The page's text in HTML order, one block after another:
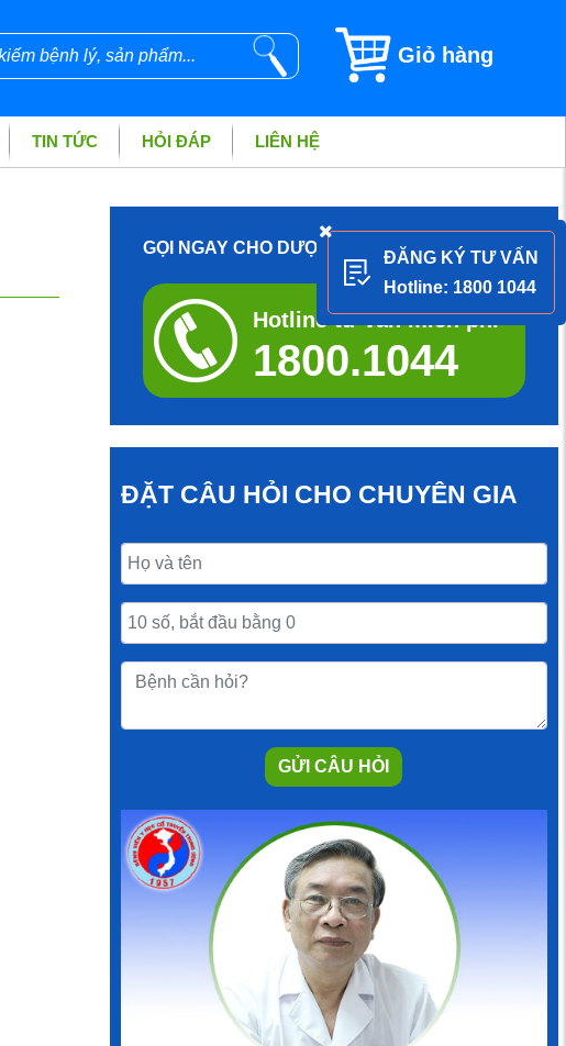
Giỏ hàng
TIN TỨC HỎI ĐÁP LIÊN HỆ
GỌI NGAY CHO DƯỢC SĨ ĐỂ ĐƯỢC TƯ VẤN
Hotline tư vấn miễn phí
1800.1044
ĐẶT CÂU HỎI CHO CHUYÊN GIA
GỬI CÂU HỎI
ĐĂNG KÝ TƯ VẤN
Hotline: 1800 1044